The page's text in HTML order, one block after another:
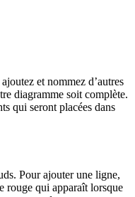
et nommez d’autres
diagramme soit complète.
qui seront placées dans
Pour ajouter une ligne,
rouge qui apparaît lorsque